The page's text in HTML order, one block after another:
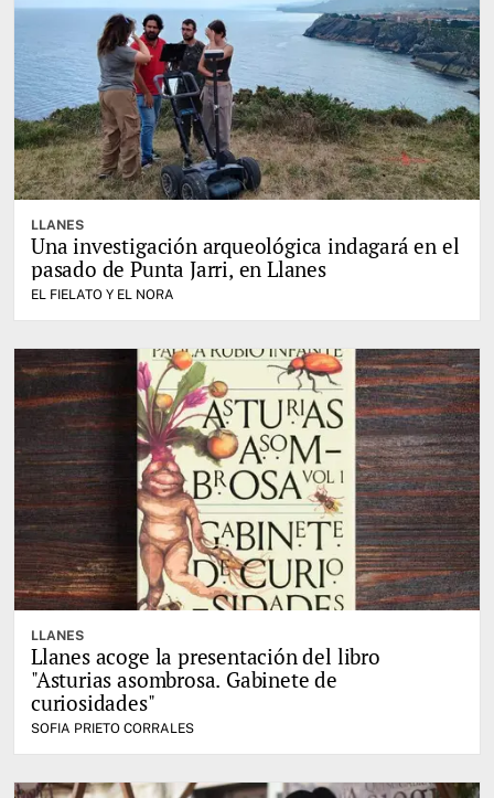
LLANES
Una investigación arqueológica indagará en el
pasado de Punta Jarri, en Llanes
EL FIELATO Y EL NORA
LLANES
Llanes acoge la presentación del libro
"Asturias asombrosa. Gabinete de
curiosidades"
SOFIA PRIETO CORRALES